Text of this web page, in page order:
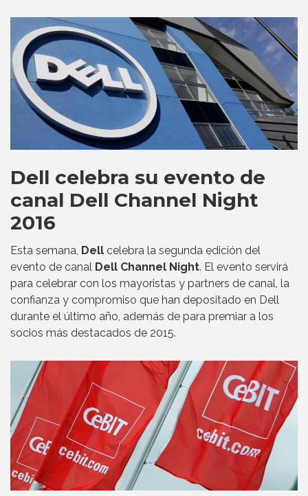
Dell celebra su evento de
canal Dell Channel Night
2016
Esta semana, Dell celebra la segunda edición del
evento de canal Dell Channel Night. El evento servirá
para celebrar con los mayoristas y partners de canal, la
confianza y compromiso que han depositado en Dell
durante el último año, además de para premiar a los
socios más destacados de 2015.